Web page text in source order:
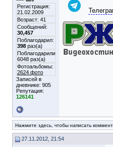
Регистрация:
21.02.2009
Возраст: 41
Сообщений:
30,457
Поблагодарил:
398 раз(а)
Поблагодарили
6048 раз(а)
Фотоальбомы:
2624 фото
Записей в
дневнике: 905
Репутация:
126141
Нажмите здесь, чтобы написать
27.11.2012, 21:54